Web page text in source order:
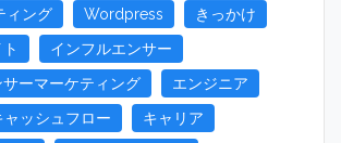
ィング
Wordpress
きっかけ
インフルエンサー
ーマーケティング
エンジニア
ャッシュフロー
キャリア